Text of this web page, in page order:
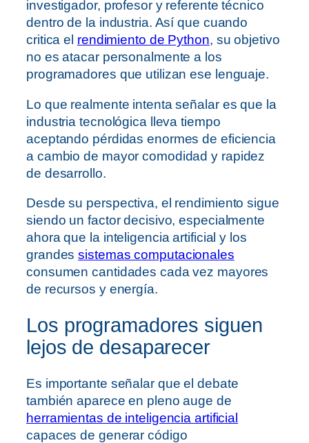
investigador, profesor y referente técnico
dentro de la industria. Así que cuando
critica el rendimiento de Python, su objetivo
no es atacar personalmente a los
programadores que utilizan ese lenguaje.
Lo que realmente intenta señalar es que la
industria tecnológica lleva tiempo
aceptando pérdidas enormes de eficiencia
a cambio de mayor comodidad y rapidez
de desarrollo.
Desde su perspectiva, el rendimiento sigue
siendo un factor decisivo, especialmente
ahora que la inteligencia artificial y los
grandessistemas computacionales
consumen cantidades cada vez mayores
de recursos y energía.
Los programadores siguen
lejos de desaparecer
Es importante señalar que el debate
también aparece en pleno auge de
herramientas de inteligencia artificial
capaces de generar código